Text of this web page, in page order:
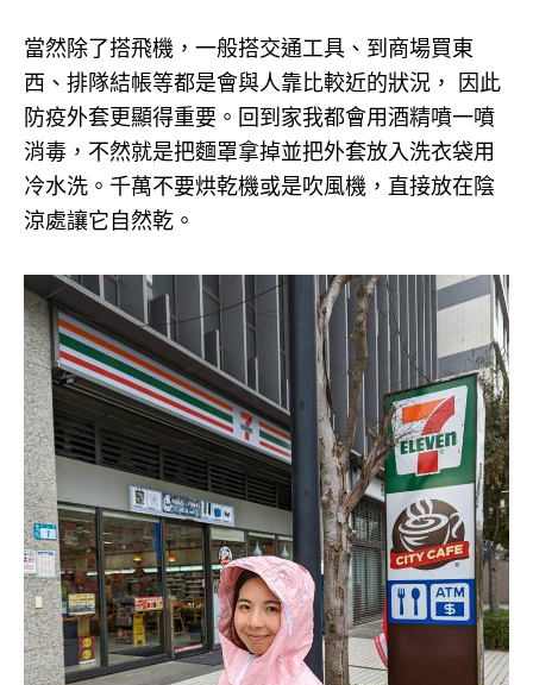
當然除了搭飛機，一般搭交通工具、到商場買東
西、排隊結帳等都是會與人靠比較近的狀況， 因此
防疫外套更顯得重要。 回到家我都會用酒精噴一噴
消毒，不然就是把麵罩拿掉並把外套放入洗衣袋用
冷水洗。 千萬不要烘乾機或是吹風機，直接放在陰
涼處讓它自然乾。